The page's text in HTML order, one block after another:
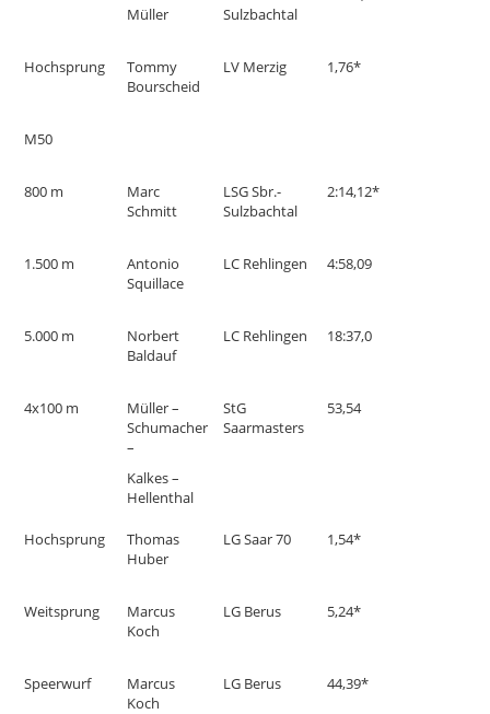
Müller
Sulzbachtal
Hochsprung
Tommy
Bourscheid
LV Merzig 1,76*
M50
800 m
Marc
Schmitt
LSG Sbr.-
Sulzbachtal
2:14,12*
1.500 m
Antonio
Squillace
LC Rehlingen 4:58,09
5.000 m
Norbert
Baldauf
LC Rehlingen 18:37,0
4x100 m
Müller –
Schumacher
–
Kalkes –
Hellenthal
StG
Saarmasters
53,54
Hochsprung
Thomas
Huber
LG Saar 70 1,54*
Weitsprung
Marcus
Koch
LG Berus 5,24*
Speerwurf
Marcus
Koch
LG Berus 44,39*